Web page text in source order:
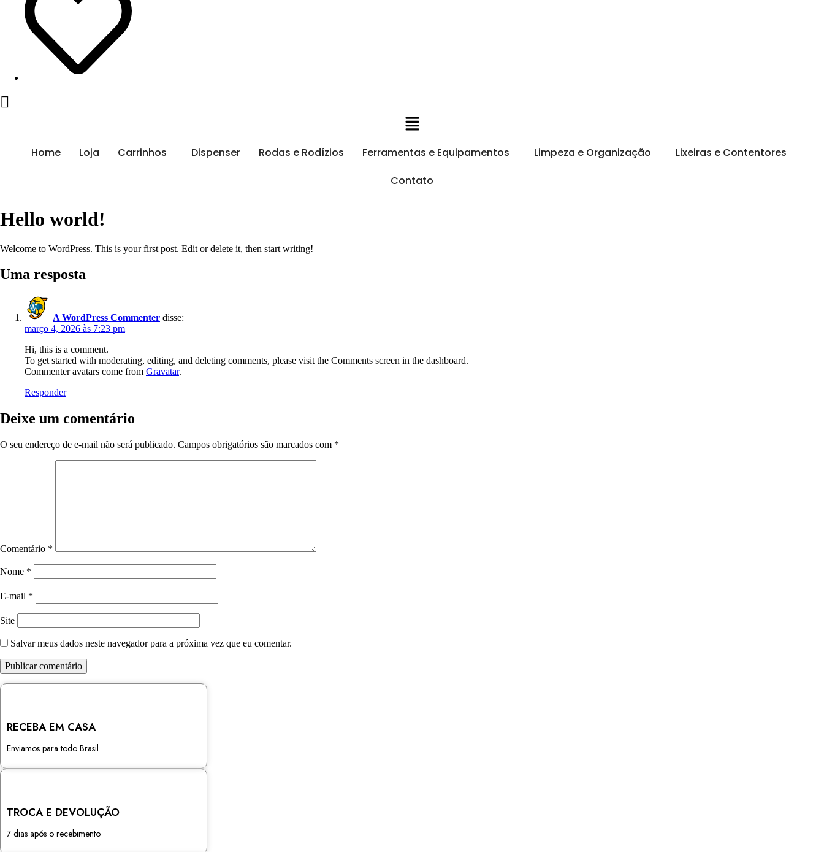
Home Loja Carrinhos Dispenser Rodas e Rodízios Ferramentas e Equipamentos Limpeza e Organização
Lixeiras e Contentores
Contato
Hello world!
Welcome to WordPress. This is your first post. Edit or delete it, then start writing!
Uma resposta
A WordPress Commenter disse:
março 4, 2026 às 7:23 pm
Hi, this is a comment.
To get started with moderating, editing, and deleting comments, please visit the Comments screen in the dashboard.
Commenter avatars come from Gravatar.
Responder
Deixe um comentário
O seu endereço de e-mail não será publicado. Campos obrigatórios são marcados com *
Comentário *
Nome *
E-mail *
Site
Salvar meus dados neste navegador para a próxima vez que eu comentar.
RECEBA EM CASA
Enviamos para todo Brasil
TROCA E DEVOLUÇÃO
7 dias após o recebimento